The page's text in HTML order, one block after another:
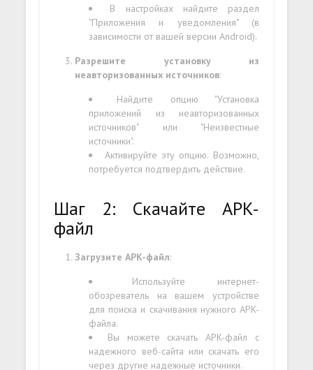
В настройках найдите раздел
"Приложения и уведомления" (в
зависимости от вашей версии Android).
Разрешите установку из
неавторизованных источников:
Найдите опцию "Установка
приложений из неавторизованных
источников" или "Неизвестные
источники".
Активируйте эту опцию. Возможно,
потребуется подтвердить действие.
Шаг 2: Скачайте APK-
файл
Загрузите APK-файл:
Используйте интернет-
обозреватель на вашем устройстве
для поиска и скачивания нужного APK-
файла.
Вы можете скачать APK-файл с
надежного веб-сайта или скачать его
через другие надежные источники.